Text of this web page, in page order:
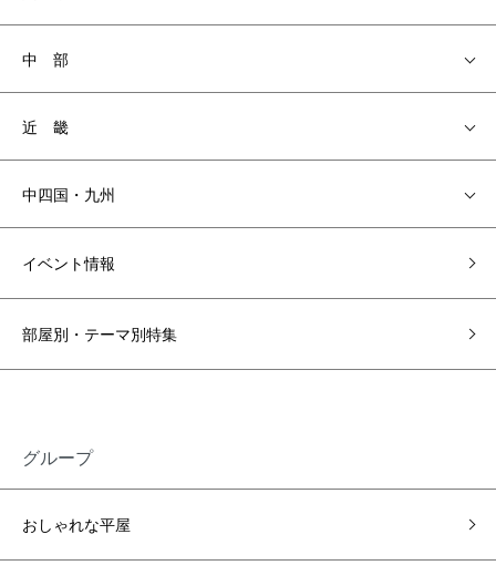
中 部
近 畿
中四国・九州
イベント情報
部屋別・テーマ別特集
グループ
おしゃれな平屋